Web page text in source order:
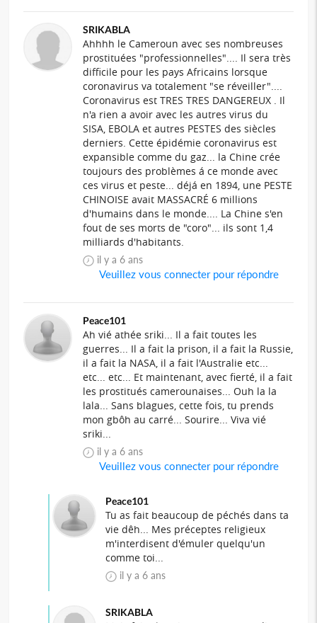
SRIKABLA
Ahhhh le Cameroun avec ses nombreuses
prostituées "professionnelles".... Il sera très
difficile pour les pays Africains lorsque
coronavirus va totalement "se réveiller"....
Coronavirus est TRES TRES DANGEREUX . Il
n'a rien a avoir avec les autres virus du
SISA, EBOLA et autres PESTES des siècles
derniers. Cette épidémie coronavirus est
expansible comme du gaz... la Chine crée
toujours des problèmes á ce monde avec
ces virus et peste... déjá en 1894, une PESTE
CHINOISE avait MASSACRÉ 6 millions
d'humains dans le monde.... La Chine s'en
fout de ses morts de "coro"... ils sont 1,4
milliards d'habitants.
il y a 6 ans
Veuillez vous connecter pour répondre
Peace101
Ah vié athée sriki... Il a fait toutes les
guerres... Il a fait la prison, il a fait la Russie,
il a fait la NASA, il a fait l'Australie etc...
etc... etc... Et maintenant, avec fierté, il a fait
les prostitués camerounaises... Ouh la la
lala... Sans blagues, cette fois, tu prends
mon gbôh au carré... Sourire... Viva vié
sriki...
il y a 6 ans
Veuillez vous connecter pour répondre
Peace101
Tu as fait beaucoup de péchés dans ta
vie dêh... Mes préceptes religieux
m'interdisent d'émuler quelqu'un
comme toi...
il y a 6 ans
SRIKABLA